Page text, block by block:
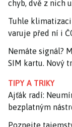
chyb, dvě z nich
Tuhle
varuje před ní i
Nemáte signál?
SIM kartu. Nový
TIPY A TRIKY
Ajťák radí:
bezplatným
Poznejte